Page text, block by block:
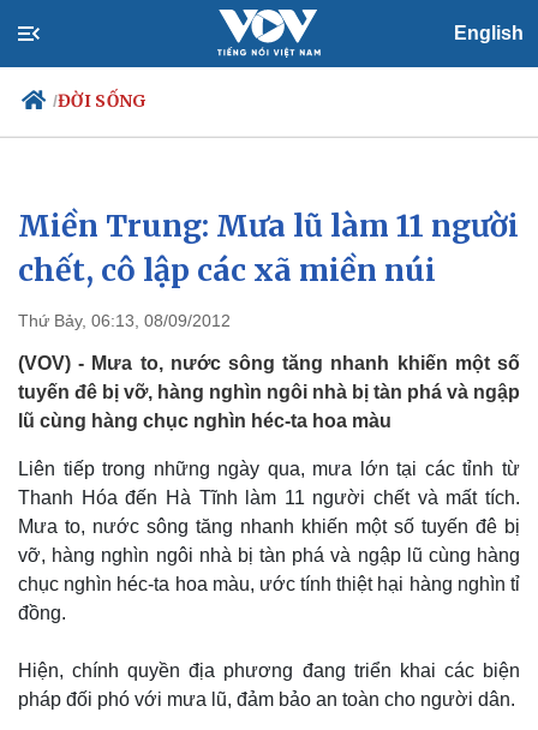
English
/ĐỜI SỐNG
Chính trị
Đảng
Tổ chức nhân sự
Nhận diện sự thật
Xã hội
Tin 24h
Dự báo thời tiết
Việc làm
Biển đảo
Miền Trung: Mưa lũ làm 11 người
chết, cô lập các xã miền núi
Thứ Bảy, 06:13, 08/09/2012
(VOV) - Mưa to, nước sông tăng nhanh khiến một số
tuyến đê bị vỡ, hàng nghìn ngôi nhà bị tàn phá và ngập
lũ cùng hàng chục nghìn héc-ta hoa màu
Liên tiếp trong những ngày qua, mưa lớn tại các tỉnh từ
Thanh Hóa đến Hà Tĩnh làm 11 người chết và mất tích.
Mưa to, nước sông tăng nhanh khiến một số tuyến đê bị
vỡ, hàng nghìn ngôi nhà bị tàn phá và ngập lũ cùng hàng
chục nghìn héc-ta hoa màu, ước tính thiệt hại hàng nghìn tỉ
đồng.
Hiện, chính quyền địa phương đang triển khai các biện
pháp đối phó với mưa lũ, đảm bảo an toàn cho người dân.